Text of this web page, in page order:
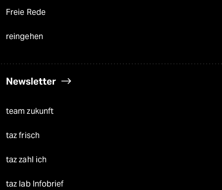
Freie Rede
reingehen
Newsletter
team zukunft
taz frisch
taz zahl ich
taz lab Infobrief